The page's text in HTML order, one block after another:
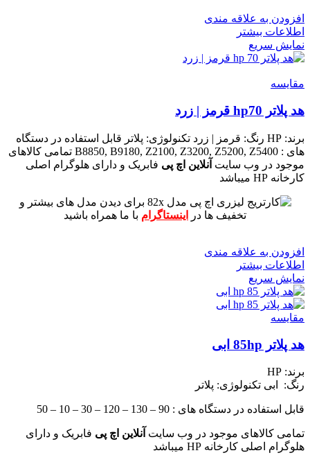
افزودن به علاقه مندی
اطلاعات بیشتر
نمایش سریع
مقايسه
هد پلاتر hp70 قرمز | زرد
برند: HP رنگ: قرمز | زرد تکنولوژی: پلاتر قابل استفاده در دستگاه
های : B8850, B9180, Z2100, Z3200, Z5200, Z5400
تمامی کالاهای
موجود در وب سایت آنلاین اچ پی فابریک و دارای هلوگرام اصلی
کارخانه HP میباشد
برای دیدن مدل های بیشتر و
تخفیف ها در
اینستاگرام با ما همراه باشید
افزودن به علاقه مندی
اطلاعات بیشتر
نمایش سریع
مقايسه
هد پلاتر 85hp ابی
برند: HP
رنگ: ابی تکنولوژی: پلاتر
قابل استفاده در دستگاه های : 90 – 130 – 120 – 30 – 10 – 50
تمامی کالاهای موجود در وب سایت آنلاین اچ پی فابریک و دارای
هلوگرام اصلی کارخانه HP میباشد